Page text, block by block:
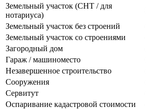
Земельный участок (СНТ / для
нотариуса)
Земельный участок без строений
Земельный участок со строениями
Загородный дом
Гараж / машиноместо
Незавершенное строительство
Сооружения
Сервитут
Оспаривание кадастровой стоимости